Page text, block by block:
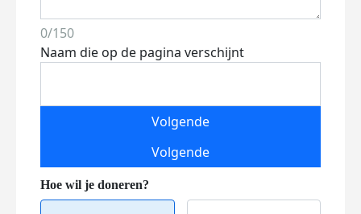
0/150
Naam die op de pagina verschijnt
Volgende
Volgende